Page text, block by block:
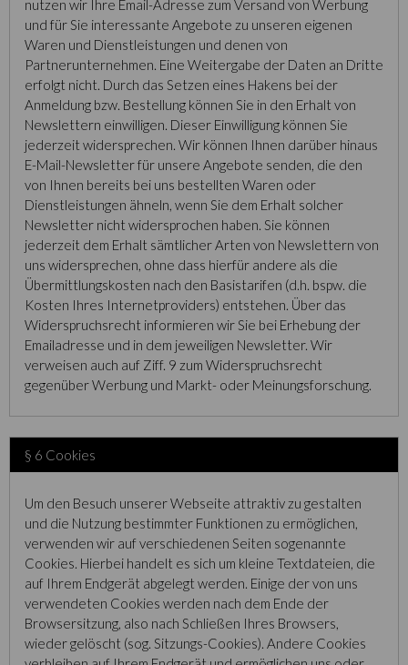
nutzen wir Ihre Email-Adresse zum Versand von Werbung
und für Sie interessante Angebote zu unseren eigenen
Waren und Dienstleistungen und denen von
Partnerunternehmen. Eine Weitergabe der Daten an Dritte
erfolgt nicht. Durch das Setzen eines Hakens bei der
Anmeldung bzw. Bestellung können Sie in den Erhalt von
Newslettern einwilligen. Dieser Einwilligung können Sie
jederzeit widersprechen. Wir können Ihnen darüber hinaus
E-Mail-Newsletter für unsere Angebote senden, die den
von Ihnen bereits bei uns bestellten Waren oder
Dienstleistungen ähneln, wenn Sie dem Erhalt solcher
Newsletter nicht widersprochen haben. Sie können
jederzeit dem Erhalt sämtlicher Arten von Newslettern von
uns widersprechen, ohne dass hierfür andere als die
Übermittlungskosten nach den Basistarifen (d.h. bspw. die
Kosten Ihres Internetproviders) entstehen. Über das
Widerspruchsrecht informieren wir Sie bei Erhebung der
Emailadresse und in dem jeweiligen Newsletter. Wir
verweisen auch auf Ziff. 9 zum Widerspruchsrecht
gegenüber Werbung und Markt- oder Meinungsforschung.
§ 6 Cookies
Um den Besuch unserer Webseite attraktiv zu gestalten
und die Nutzung bestimmter Funktionen zu ermöglichen,
verwenden wir auf verschiedenen Seiten sogenannte
Cookies. Hierbei handelt es sich um kleine Textdateien, die
auf Ihrem Endgerät abgelegt werden. Einige der von uns
verwendeten Cookies werden nach dem Ende der
Browsersitzung, also nach Schließen Ihres Browsers,
wieder gelöscht (sog. Sitzungs-Cookies). Andere Cookies